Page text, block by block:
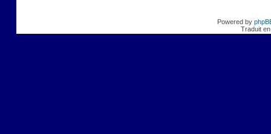
Powered by
Traduit